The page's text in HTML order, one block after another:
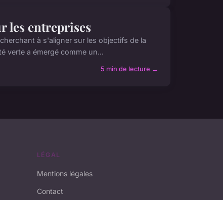
les entreprises
à s'aligner sur les objectifs de la
verte a émergé comme un...
5 min de lecture →
LÉGAL
Mentions légales
Contact